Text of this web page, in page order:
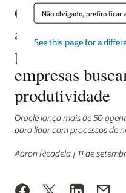
Não obrigado, prefiro ficar
See this page for a
Os agentes de
ajudam a
processos à
empresas
produtividade
Oracle lança mais de 50
para lidar com processos de
Aaron Ricadela | 11 de